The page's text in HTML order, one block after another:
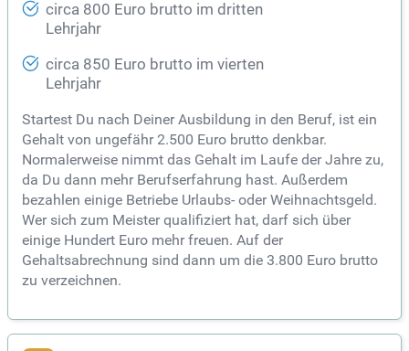
circa 800 Euro brutto im dritten
Lehrjahr
circa 850 Euro brutto im vierten
Lehrjahr
Startest Du nach Deiner Ausbildung in den Beruf, ist ein
Gehalt von ungefähr 2.500 Euro brutto denkbar.
Normalerweise nimmt das Gehalt im Laufe der Jahre zu,
da Du dann mehr Berufserfahrung hast. Außerdem
bezahlen einige Betriebe Urlaubs- oder Weihnachtsgeld.
Wer sich zum Meister qualifiziert hat, darf sich über
einige Hundert Euro mehr freuen. Auf der
Gehaltsabrechnung sind dann um die 3.800 Euro brutto
zu verzeichnen.